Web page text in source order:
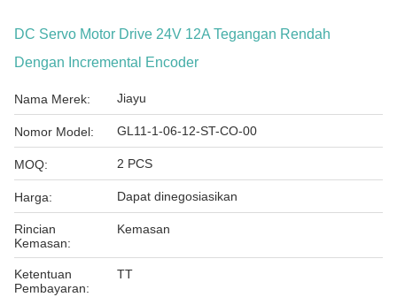
DC Servo Motor Drive 24V 12A Tegangan Rendah
Dengan Incremental Encoder
Nama Merek: Jiayu
Nomor Model: GL11-1-06-12-ST-CO-00
MOQ: 2 PCS
Harga: Dapat dinegosiasikan
Rincian
Kemasan:
Kemasan
Ketentuan
Pembayaran:
TT